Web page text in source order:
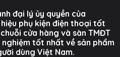
đại lý ủy quyền của
phụ kiện điện thoại tốt
cửa hàng và sàn TMĐT
tốt nhất về sản phẩm
dùng Việt Nam.